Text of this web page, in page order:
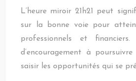
L’heure miroir 21h21 peut
sur la bonne voie pour
professionnels et
d’encouragement à
saisir les opportunités qui se